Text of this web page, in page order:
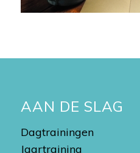
AAN DE SLAG
Dagtrainingen
Jaartraining